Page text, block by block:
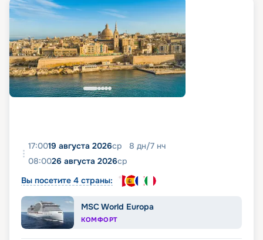
17:0019 августа 2026ср 8 дн/7 нч
08:0026 августа 2026ср
Вы посетите 4 страны:
MSC World Europa
КОМФОРТ